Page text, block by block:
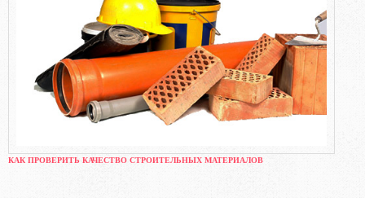
КАК ПРОВЕРИТЬ КАЧЕСТВО СТРОИТЕЛЬНЫХ МАТЕРИАЛОВ